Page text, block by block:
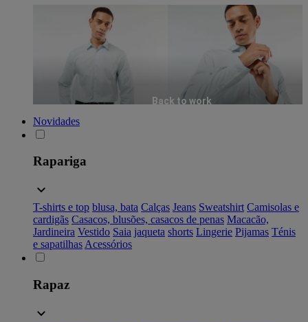
Back to work
Novidades
Rapariga
T-shirts e top blusa, bata Calças Jeans Sweatshirt Camisolas e
cardigãs Casacos, blusões, casacos de penas Macacão,
Jardineira Vestido Saia jaqueta shorts Lingerie Pijamas Ténis
e sapatilhas Acessórios
Rapaz